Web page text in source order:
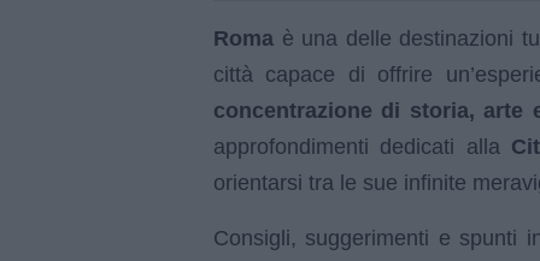
Roma è una delle destinazioni
città capace di offrire
concentrazione di storia, arte
approfondimenti dedicati alla
orientarsi tra le sue infinite
Consigli, suggerimenti e spunti